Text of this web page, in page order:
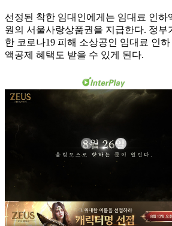
선정된 착한 임대인에게는 임대료 인하
원의 서울사랑상품권을 지급한다. 정부
한 코로나19 피해 소상공인 임대료 인하
액공제 혜택도 받을 수 있게 된다.